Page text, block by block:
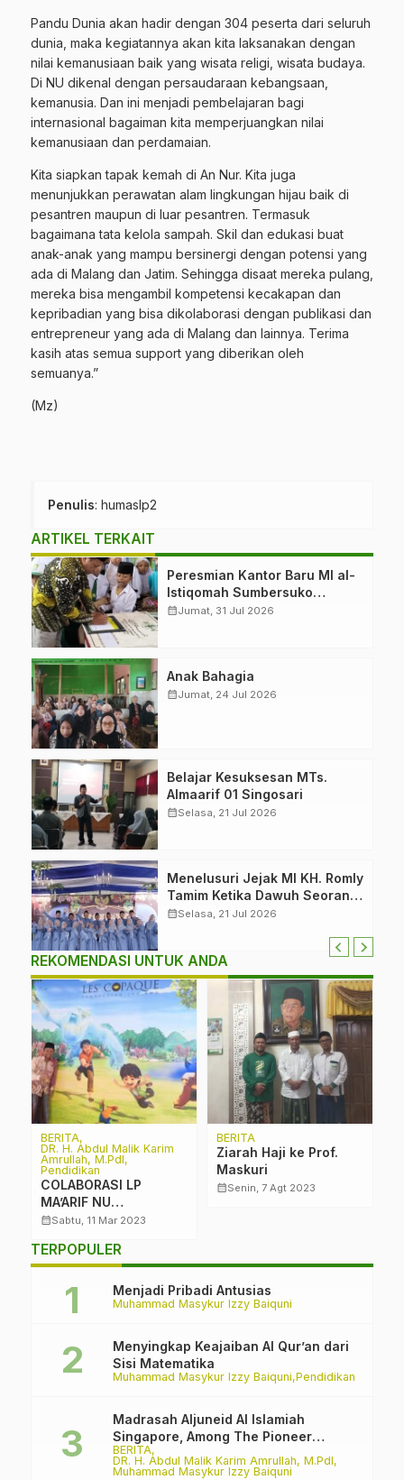
Pandu Dunia akan hadir dengan 304 peserta dari seluruh
dunia, maka kegiatannya akan kita laksanakan dengan
nilai kemanusiaan baik yang wisata religi, wisata budaya.
Di NU dikenal dengan persaudaraan kebangsaan,
kemanusia. Dan ini menjadi pembelajaran bagi
internasional bagaiman kita memperjuangkan nilai
kemanusiaan dan perdamaian.
Kita siapkan tapak kemah di An Nur. Kita juga
menunjukkan perawatan alam lingkungan hijau baik di
pesantren maupun di luar pesantren. Termasuk
bagaimana tata kelola sampah. Skil dan edukasi buat
anak-anak yang mampu bersinergi dengan potensi yang
ada di Malang dan Jatim. Sehingga disaat mereka pulang,
mereka bisa mengambil kompetensi kecakapan dan
kepribadian yang bisa dikolaborasi dengan publikasi dan
entrepreneur yang ada di Malang dan lainnya. Terima
kasih atas semua support yang diberikan oleh
semuanya.”
(Mz)
Penulis: humaslp2
ARTIKEL TERKAIT
Peresmian Kantor Baru MI al-
Istiqomah Sumbersuko
Tajinan. Ketua LP Ma’arif
calendar_monthJumat, 31 Jul 2026
Anak Bahagia
calendar_monthJumat, 24 Jul 2026
Belajar Kesuksesan MTs.
Almaarif 01 Singosari
calendar_monthSelasa, 21 Jul 2026
Menelusuri Jejak MI KH. Romly
Tamim Ketika Dawuh Seorang
Kiai Menjelma Menjadi
calendar_monthSelasa, 21 Jul 2026
REKOMENDASI UNTUK ANDA
BERITA
DR. H. Abdul Malik Karim
Amrullah, M.PdI
Pendidikan
COLABORASI LP
MA’ARIF NU
KABUPATEN MALANG
ANIMATION ACADEMY
“PROFESIONAL DAN
PRODUKTIF”
calendar_monthSabtu, 11 Mar 2023
BERITA
Ziarah Haji ke Prof.
Maskuri
calendar_monthSenin, 7 Agt 2023
TERPOPULER
Muhammad Masykur Izzy Baiquni
Menjadi Pribadi Antusias
Muhammad Masykur Izzy Baiquni Pendidikan
Menyingkap Keajaiban Al Qur’an dari
Sisi Matematika
BERITA
DR. H. Abdul Malik Karim Amrullah, M.PdI
Muhammad Masykur Izzy Baiquni
Madrasah Aljuneid Al Islamiah
Singapore, Among The Pioneer
Madrasah